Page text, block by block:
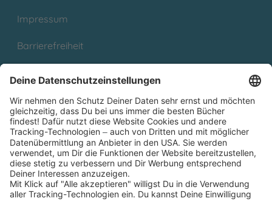
Impressum
Barrierefreiheit
Partnerprogramm (Affiliate)
Folge uns auf